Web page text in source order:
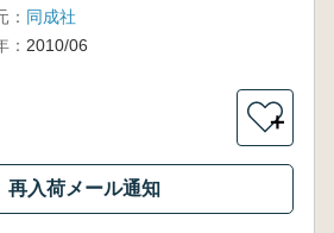
： 同成社
： 2010/06
＋
再入荷メール通知